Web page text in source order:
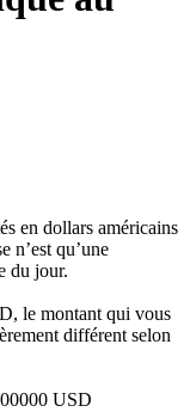
en dollars américains
n’est qu’une
du jour.
le montant qui vous
différent selon
USD